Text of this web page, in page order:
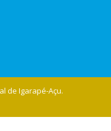
de Igarapé-Açu.